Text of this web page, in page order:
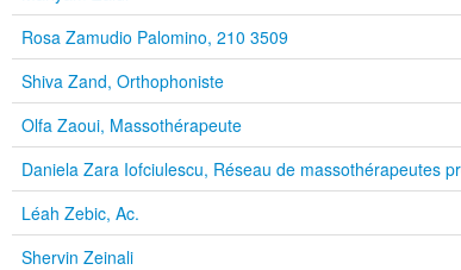
Rosa Zamudio Palomino, 210 3509
Shiva Zand, Orthophoniste
Olfa Zaoui, Massothérapeute
Daniela Zara Iofciulescu, Réseau de massothérapeutes
Léah Zebic, Ac.
Shervin Zeinali